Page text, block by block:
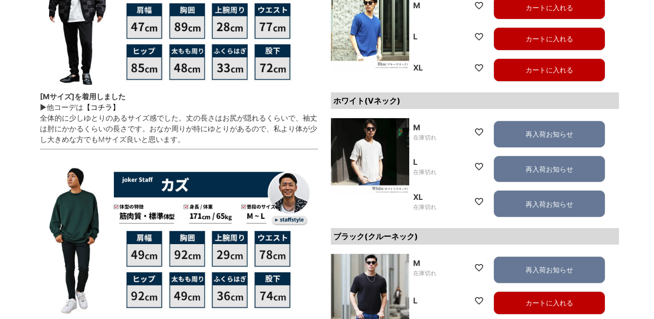
[Mサイズ]を着用しました
▶他コーデは 【コチラ】
全体的に少しゆとりのあるサイズ感でした。丈の長さはお尻が隠れるくらいで、袖丈
は肘にかかるくらいの長さです。おなか周りが特にゆとりがあるので、私より体が少
し大きめな方でもMサイズ良いと思います。
M カートに入れる
L カートに入れる
XL カートに入れる
ホワイト(Vネック)
M
在庫切れ 再入荷お知らせ
L
在庫切れ 再入荷お知らせ
XL
在庫切れ 再入荷お知らせ
ブラック(クルーネック)
M
在庫切れ 再入荷お知らせ
L カートに入れる